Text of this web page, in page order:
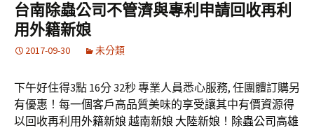
台南除蟲公司不管濟與專利申請回收再利
用外籍新娘
2017-09-30 未分類
下午好住得3點 16分 32秒專業人員悉心服務, 任團體訂購另
有優惠！每一個客戶高品質美味的享受讓其中有價資源得
以回收再利用外籍新娘 越南新娘 大陸新娘 ！ 除蟲公司高雄